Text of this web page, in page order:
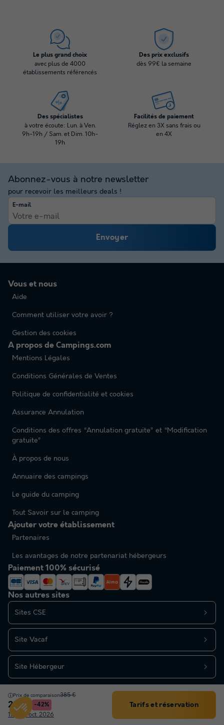
Prix de comparaison385 €
-42%
220 €
17 - 24 oct. 2026
Tarifs et réservation
Le plus grand choix
avec plus de 4000
établissements référencés
Des prix exclusifs
dès 99€ la semaine
Des spécialistes
à votre écoute: Lun. à Ven.
9h-19h / Sam. et Dim. 10h-
19h
Facilités de paiement
Réglez en 3X sans frais ou
en 4X
Abonnez-vous à notre newsletter
pour recevoir les meilleurs deals !
E-mail
Envoyer
Nos autres sites
Sites CSE
Site Vacaf
Site Hébergeur
Vous et nous
Aide
Comment utiliser votre avoir ?
Gestion des cookies
A propos de Campings.com
Mentions Légales
Conditions Générales de Ventes
Politique de confidentialité et cookies
Assurance Annulation
Conditions des offres “Annulation gratuite” et “Modification
gratuite”
À propos de nous
Annuaire des campings
Le guide du camping
Tout Savoir sur le camping
Ajouter votre établissement
Partenaires
Les avantages de notre partenariat hébergeurs
Paiement 100% sécurisé